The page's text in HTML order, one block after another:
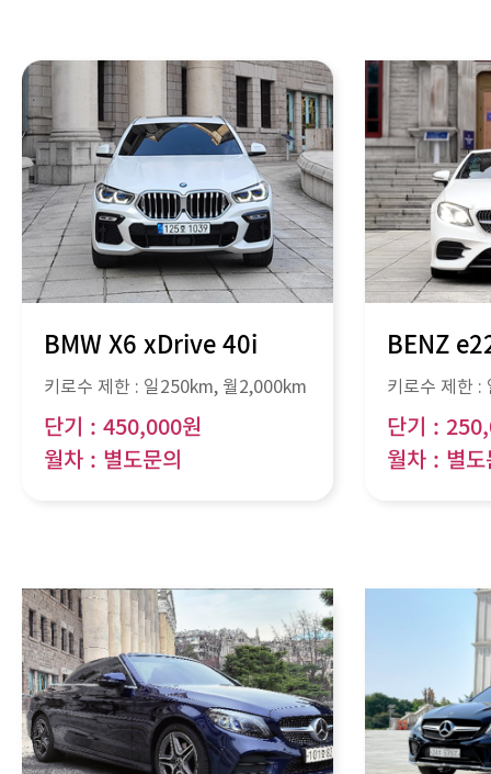
BMW X6 xDrive 40i
키로수 제한 : 일250km, 월2,000km
단기 : 450,000원
월차 : 별도문의
BENZ
키로수 제한 :
단기 :
월차 : 별